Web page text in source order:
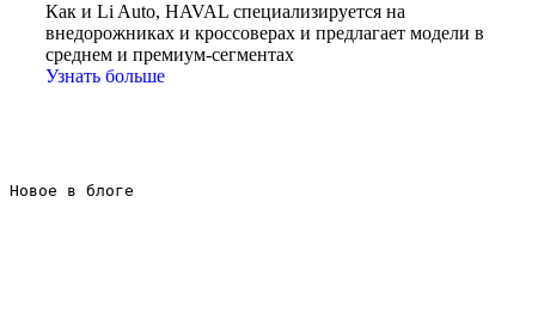
Как и Li Auto, HAVAL специализируется на
внедорожниках и кроссоверах и предлагает модели в
среднем и премиум-сегментах
Узнать больше
Новое в блоге